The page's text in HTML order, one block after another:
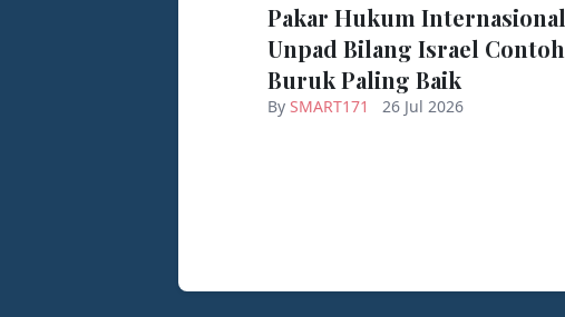
Pakar Hukum Internasional
Unpad Bilang Israel Contoh
Buruk Paling Baik
By SMART171 26 Jul 2026